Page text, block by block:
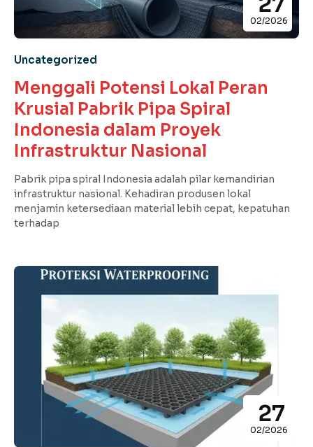
02/2026
Uncategorized
Menggali Potensi Lokal Peran
Krusial Pabrik Pipa Spiral
Indonesia dalam Proyek
Infrastruktur Nasional
Pabrik pipa spiral Indonesia adalah pilar kemandirian
infrastruktur nasional. Kehadiran produsen lokal
menjamin ketersediaan material lebih cepat, kepatuhan
terhadap
27
02/2026